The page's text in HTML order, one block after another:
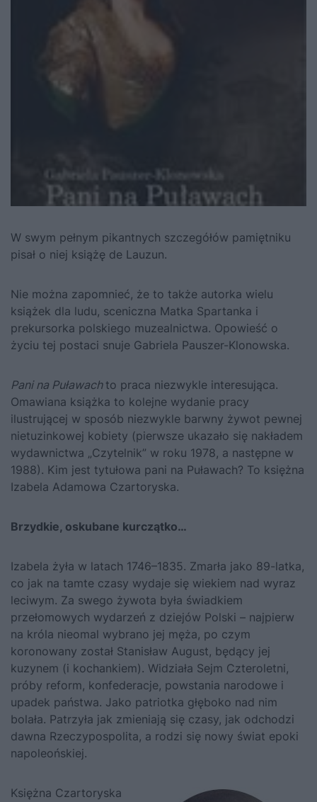
W swym pełnym pikantnych szczegółów pamiętniku
pisał o niej książę de Lauzun.
Nie można zapomnieć, że to także autorka wielu
książek dla ludu, sceniczna Matka Spartanka i
prekursorka polskiego muzealnictwa. Opowieść o
życiu tej postaci snuje Gabriela Pauszer-Klonowska.
Pani na Puławach to praca niezwykle interesująca.
Omawiana książka to kolejne wydanie pracy
ilustrującej w sposób niezwykle barwny żywot pewnej
nietuzinkowej kobiety (pierwsze ukazało się nakładem
wydawnictwa „Czytelnik” w roku 1978, a następne w
1988). Kim jest tytułowa pani na Puławach? To księżna
Izabela Adamowa Czartoryska.
Brzydkie, oskubane kurczątko…
Izabela żyła w latach 1746–1835. Zmarła jako 89-latka,
co jak na tamte czasy wydaje się wiekiem nad wyraz
leciwym. Za swego żywota była świadkiem
przełomowych wydarzeń z dziejów Polski – najpierw
na króla nieomal wybrano jej męża, po czym
koronowany został Stanisław August, będący jej
kuzynem (i kochankiem). Widziała Sejm Czteroletni,
próby reform, konfederacje, powstania narodowe i
upadek państwa. Jako patriotka głęboko nad nim
bolała. Patrzyła jak zmieniają się czasy, jak odchodzi
dawna Rzeczypospolita, a rodzi się nowy świat epoki
napoleońskiej.
Księżna Czartoryska